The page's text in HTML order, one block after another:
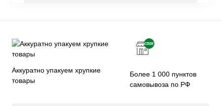
Аккуратно упакуем хрупкие
товары
Более 1 000 пунктов
самовывоза по РФ